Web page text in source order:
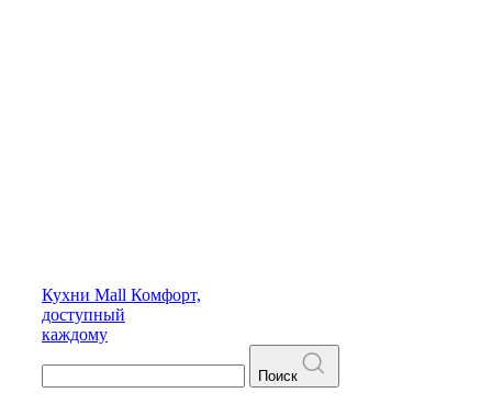
Кухни Mall Комфорт,
доступный
каждому
Поиск